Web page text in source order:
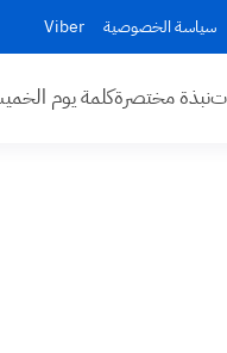
سياسة الخصوصية Viber
نبذة مختصرةكلمة يوم